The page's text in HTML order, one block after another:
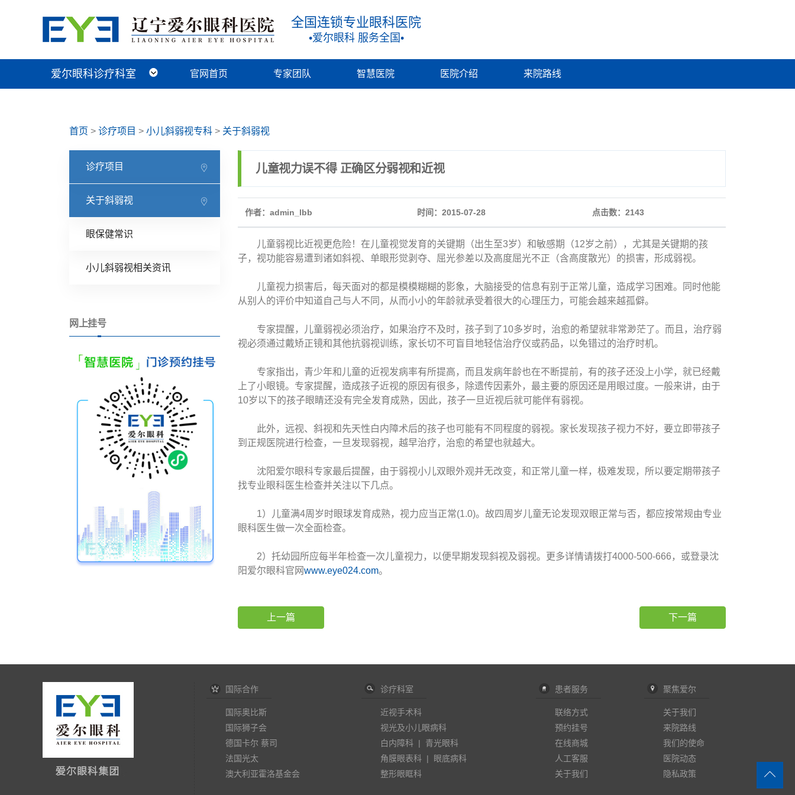
全国连锁专业眼科医院
•爱尔眼科 服务全国•
爱尔眼科诊疗科室
近视手术科
视光及小儿眼病科
白内障科
青光眼科
角膜眼表科
整形眼眶科
眼底病科
中医眼科 官网首页 专家团队 智慧医院 医院介绍 来院路线
首页 > 诊疗项目 > 小儿斜弱视专科 > 关于斜弱视
诊疗项目
关于斜弱视
眼保健常识
小儿斜弱视相关资讯
网上挂号
儿童视力误不得 正确区分弱视和近视
作者：admin_lbb 时间：2015-07-28 点击数： 2143
儿童弱视比近视更危险！在儿童视觉发育的关键期（出生至3岁）和敏感期（12岁之前），尤其是关键期的孩
子，视功能容易遭到诸如斜视、单眼形觉剥夺、屈光参差以及高度屈光不正（含高度散光）的损害，形成弱视。
儿童视力损害后，每天面对的都是模模糊糊的影象，大脑接受的信息有别于正常儿童，造成学习困难。同时他能
从别人的评价中知道自己与人不同，从而小小的年龄就承受着很大的心理压力，可能会越来越孤僻。
专家提醒，儿童弱视必须治疗，如果治疗不及时，孩子到了10多岁时，治愈的希望就非常渺茫了。而且，治疗弱
视必须通过戴矫正镜和其他抗弱视训练，家长切不可盲目地轻信治疗仪或药品，以免错过的治疗时机。
专家指出，青少年和儿童的近视发病率有所提高，而且发病年龄也在不断提前，有的孩子还没上小学，就已经戴
上了小眼镜。专家提醒，造成孩子近视的原因有很多，除遗传因素外，最主要的原因还是用眼过度。一般来讲，由于
10岁以下的孩子眼睛还没有完全发育成熟，因此，孩子一旦近视后就可能伴有弱视。
此外，远视、斜视和先天性白内障术后的孩子也可能有不同程度的弱视。家长发现孩子视力不好，要立即带孩子
到正规医院进行检查，一旦发现弱视，越早治疗，治愈的希望也就越大。
沈阳爱尔眼科专家最后提醒，由于弱视小儿双眼外观并无改变，和正常儿童一样，极难发现，所以要定期带孩子
找专业眼科医生检查并关注以下几点。
1）儿童满4周岁时眼球发育成熟，视力应当正常(1.0)。故四周岁儿童无论发现双眼正常与否，都应按常规由专业
眼科医生做一次全面检查。
2）托幼园所应每半年检查一次儿童视力，以便早期发现斜视及弱视。更多详情请拨打4000-500-666，或登录沈
阳爱尔眼科官网www.eye024.com。
上一篇 下一篇
国际合作
国际奥比斯
国际狮子会
德国卡尔 蔡司
法国光太
澳大利亚霍洛基金会
诊疗科室
近视手术科
视光及小儿眼病科
白内障科 | 青光眼科
角膜眼表科 |
眼底病科
整形眼眶科
患者服务
联络方式
预约挂号
在线商城
人工客服
关于我们
聚焦爱尔
关于我们
来院路线
我们的使命
医院动态
隐私政策